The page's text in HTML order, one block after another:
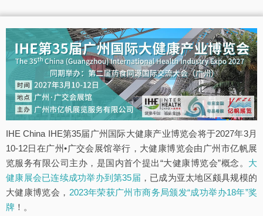
IHE China IHE第35届广州国际大健康产业博览会将于2027年3月
10-12日在广州•广交会展馆举行，大健康博览会由广州市亿帆展
览服务有限公司主办，是国内首个提出“大健康博览会”概念。 大
健康展会已连续成功举办到第35届 ，已成为亚太地区颇具规模的
大健康博览会， 2023年荣获广州市商务局颁发“成功举办18年”奖
牌 ！。